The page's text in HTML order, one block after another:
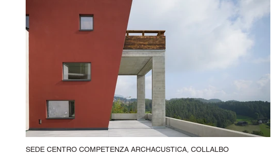
SEDE CENTRO COMPETENZA ARCHACUSTICA, COLLALBO